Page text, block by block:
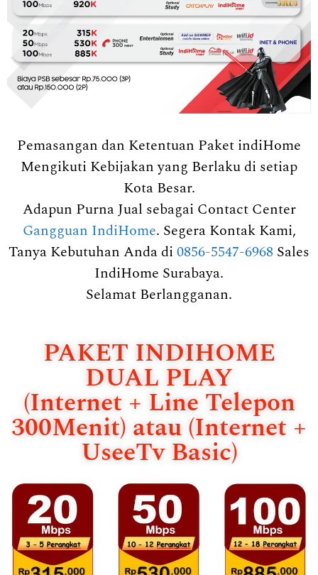
Pemasangan dan Ketentuan Paket indiHome
Mengikuti Kebijakan yang Berlaku di setiap
Kota Besar.
Adapun Purna Jual sebagai Contact Center
Gangguan IndiHome. Segera Kontak Kami,
Tanya Kebutuhan Anda di 0856-5547-6968 Sales
IndiHome Surabaya.
Selamat Berlangganan.
PAKET INDIHOME
DUAL PLAY
(Internet + Line Telepon
300Menit) atau (Internet +
UseeTv Basic)